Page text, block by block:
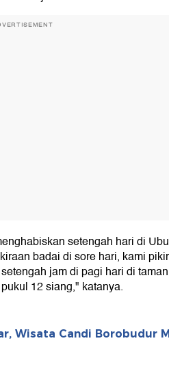
setengah hari di
badai di sore hari, kami
jam di pagi hari di
12 siang," katanya.
Wisata Candi Borobudur